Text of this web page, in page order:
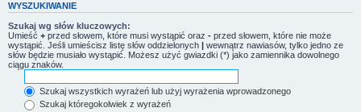
WYSZUKIWANIE
Szukaj wg słów kluczowych:
Umieść + przed słowem, które musi wystąpić oraz - przed słowem, które nie może
wystąpić. Jeśli umieścisz listę słów oddzielonych | wewnątrz nawiasów, tylko jedno ze
słów będzie musiało wystąpić. Możesz użyć gwiazdki (*) jako zamiennika dowolnego
ciągu znaków.
Szukaj wszystkich wyrażeń lub użyj wyrażenia wprowadzonego
Szukaj któregokolwiek z wyrażeń